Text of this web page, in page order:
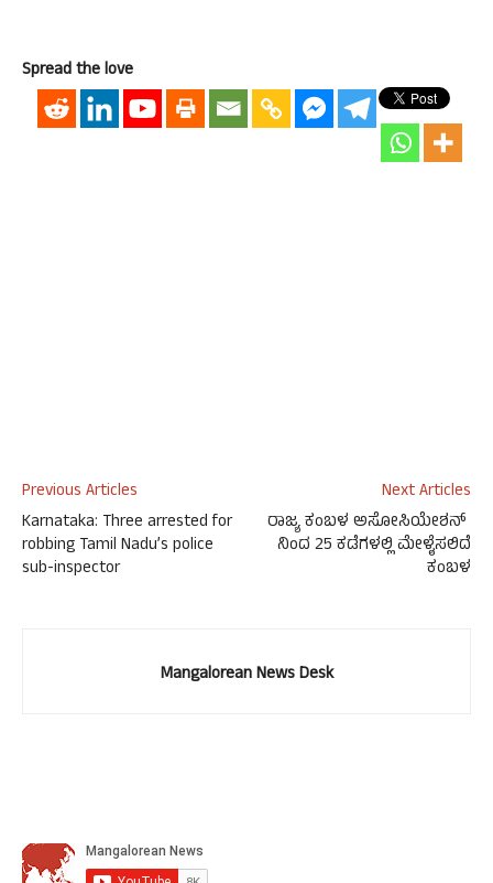
Spread the love
Previous Articles
Karnataka: Three arrested for
robbing Tamil Nadu’s police
sub-inspector
Next Articles
ರಾಜ್ಯ ಕಂಬಳ ಅಸೋಸಿಯೇಶನ್
ನಿಂದ 25 ಕಡೆಗಳಲ್ಲಿ ಮೇಳೈಸಲಿದೆ
ಕಂಬಳ
Mangalorean News Desk